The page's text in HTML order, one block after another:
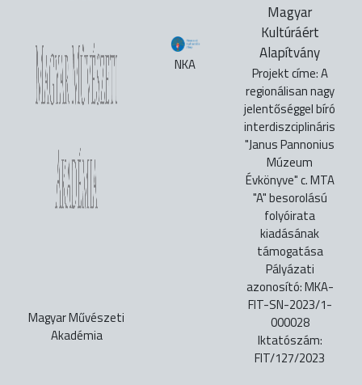
Magyar Művészeti
Akadémia
NKA
Magyar
Kultúráért
Alapítvány
Projekt címe: A
regionálisan nagy
jelentőséggel bíró
interdiszciplináris
"Janus Pannonius
Múzeum
Évkönyve" c. MTA
"A" besorolású
folyóirata
kiadásának
támogatása
Pályázati
azonosító: MKA-
FIT-SN-2023/1-
000028
Iktatószám:
FIT/127/2023